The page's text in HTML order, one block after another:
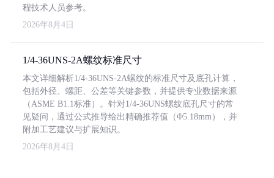
程技术人员参考。
2026年8月4日
1/4-36UNS-2A螺纹标准尺寸
本文详细解析1/4-36UNS-2A螺纹的标准尺寸及底孔计算，
包括外径、螺距、公差等关键参数，并提供专业数据来源
（ASME B1.1标准）。针对1/4-36UNS螺纹底孔尺寸的常
见疑问，通过公式推导给出精确推荐值（Φ5.18mm），并
附加工艺建议与扩展知识。
2026年8月4日